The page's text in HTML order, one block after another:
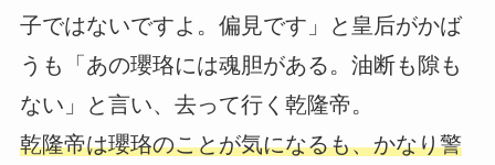
子ではないですよ。偏見です」と皇后がかば
うも「あの瓔珞には魂胆がある。油断も隙も
ない」と言い、去って行く乾隆帝。
乾隆帝は瓔珞のことが気になるも、かなり警